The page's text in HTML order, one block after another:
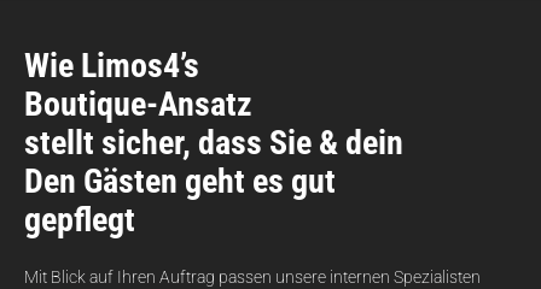
Wie Limos4’s
Boutique-Ansatz
stellt sicher, dass Sie & dein
Den Gästen geht es gut
gepflegt
Mit Blick auf Ihren Auftrag passen unsere internen Spezialisten